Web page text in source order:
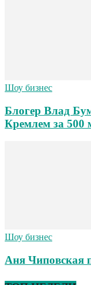
Шоу бизнес
Блогер Влад
Кремлем за 500
Шоу бизнес
Аня Чиповская